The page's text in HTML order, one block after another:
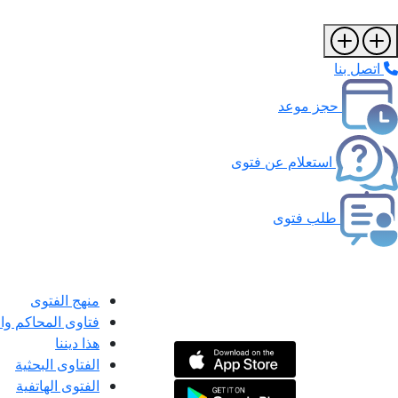
اتصل بنا
حجز موعد
استعلام عن فتوى
طلب فتوى
منهج الفتوى
فتاوى المحاكم
هذا ديننا
الفتاوى البحثية
الفتوى الهاتفية